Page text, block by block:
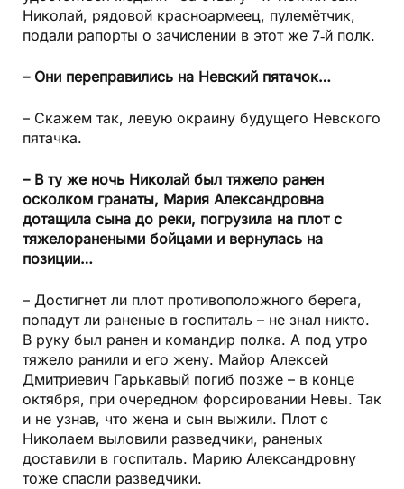
Николай, рядовой красноармеец, пулемётчик,
подали рапорты о зачислении в этот же 7‑й полк.
– Они переправились на Невский пятачок…
– Скажем так, левую окраину будущего Невского
пятачка.
– В ту же ночь Николай был тяжело ранен
осколком гранаты, Мария Александровна
дотащила сына до реки, погрузила на плот с
тяжелоранеными бойцами и вернулась на
позиции…
– Достигнет ли плот противоположного берега,
попадут ли раненые в госпиталь – не знал никто.
В руку был ранен и командир полка. А под утро
тяжело ранили и его жену. Майор Алексей
Дмитриевич Гарькавый погиб позже – в конце
октября, при очередном форсировании Невы. Так
и не узнав, что жена и сын выжили. Плот с
Николаем выловили разведчики, раненых
доставили в госпиталь. Марию Александровну
тоже спасли разведчики.